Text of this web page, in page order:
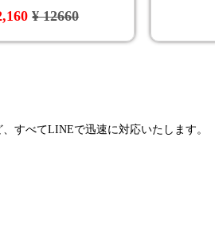
¥ 12660
すべてLINEで迅速に対応いたします。